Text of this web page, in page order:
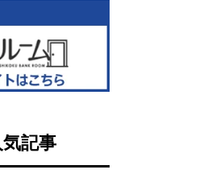
記事